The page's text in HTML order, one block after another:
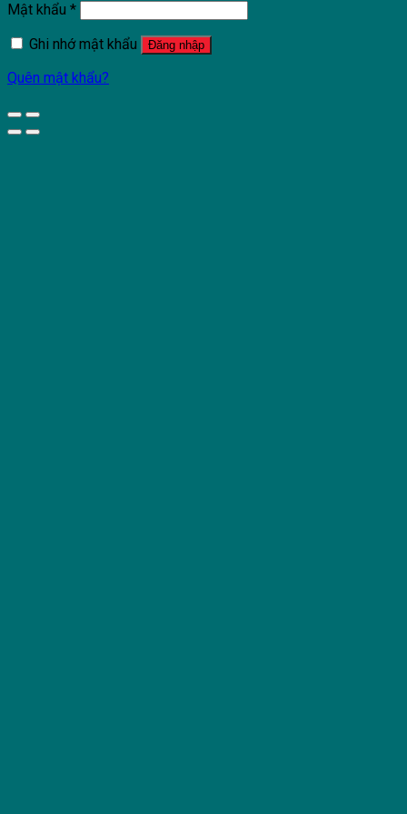
Mật khẩu *
Ghi nhớ mật khẩu
Đăng nhập
Quên mật khẩu?